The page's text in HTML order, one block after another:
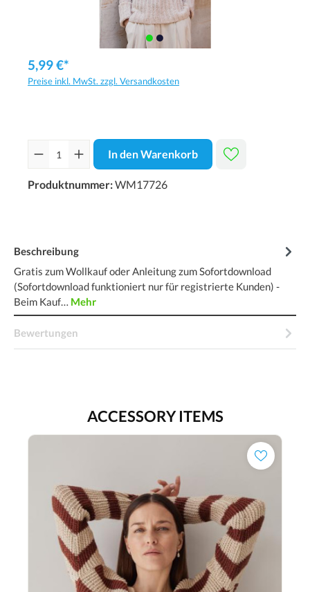
5,99 €*
Preise inkl. MwSt. zzgl. Versandkosten
In den Warenkorb
Produktnummer:WM17726
Beschreibung
Gratis zum Wollkauf oder Anleitung zum Sofortdownload
(Sofortdownload funktioniert nur für registrierte Kunden) -
Beim Kauf… Mehr
Bewertungen
ACCESSORY ITEMS